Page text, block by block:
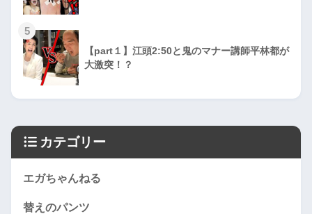
5
【part１】江頭2:50と鬼のマナー講師平林都が
大激突！？
カテゴリー
エガちゃんねる
替えのパンツ